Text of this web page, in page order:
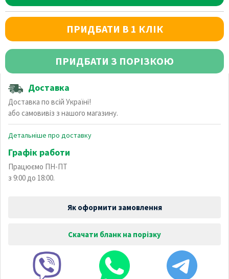
ПРИДБАТИ В 1 КЛІК
ПРИДБАТИ З ПОРІЗКОЮ
Доставка
Доставка по всій Україні!
або самовивіз з нашого магазину.
Детальніше про доставку
Графік работи
Працюємо ПН-ПТ
з 9:00 до 18:00.
Як оформити замовлення
Скачати бланк на порізку